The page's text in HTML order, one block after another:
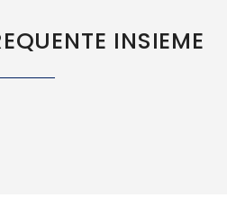
INSIEME